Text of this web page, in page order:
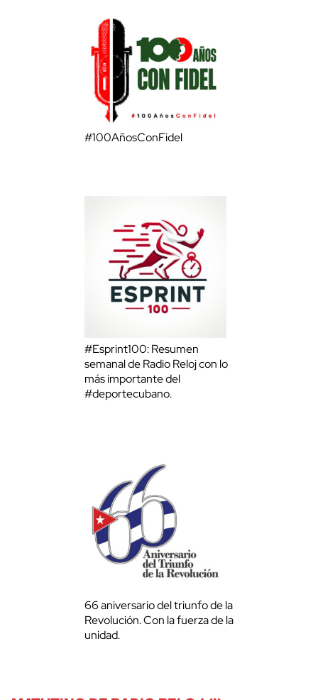
#100AñosConFidel
#Esprint100: Resumen
semanal de Radio Reloj con lo
más importante del
#deportecubano.
66 aniversario del triunfo de la
Revolución. Con la fuerza de la
unidad.